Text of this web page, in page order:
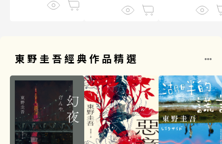
東野圭吾經典作品精選